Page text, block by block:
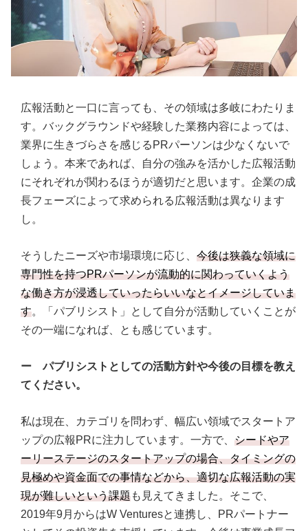
広報活動と一口に言っても、その領域は多岐にわたりま
す。バックグラウンドや経験した業務内容によっては、
業界に生きづらさを感じるPRパーソンは少なくないで
しょう。本来であれば、自分の強みを活かした広報活動
にそれぞれが関わるほうが適切だと思います。企業の成
長フェーズによって求められる広報活動は異なります
し。
そうしたニーズや市場環境に応じ、 今後は狭義な領域に
専門性を持つPRパーソンが流動的に関わっていくよう
な働き方が浸透していったらいいなとイメージしていま
す。「パブリシスト」として自分が活動していくことが
その一端になれば、とも感じています。
ー パブリシストとしての活動方針や今後の目標を教え
てください。
私は現在、カテゴリを問わず、幅広い領域でスタートア
ップの広報PRに注力しています。一方で、 シードやア
ーリーステージのスタートアップの場合、タイミングの
見極めや資金面での事情などから、適切な広報活動の実
現が難しいという課題も見えてきました。そこで、
2019年9月からはW Venturesと連携し、PRパートナー